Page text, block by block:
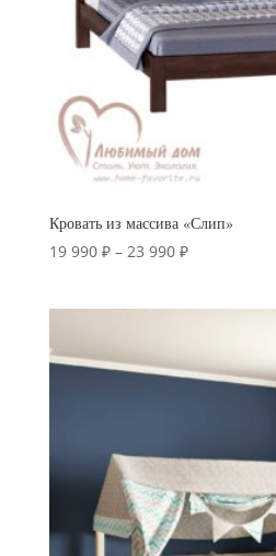
Кровать из массива «Слип»
19 990 ₽ – 23 990 ₽Диапазон
23